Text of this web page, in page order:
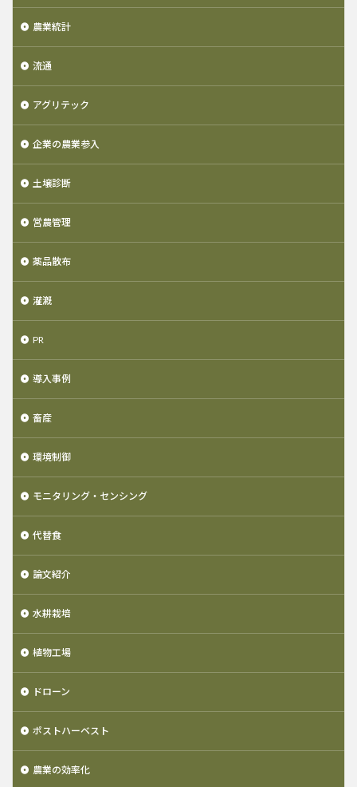
農業統計
流通
アグリテック
企業の農業参入
土壌診断
営農管理
薬品散布
灌漑
PR
導入事例
畜産
環境制御
モニタリング・センシング
代替食
論文紹介
水耕栽培
植物工場
ドローン
ポストハーベスト
農業の効率化